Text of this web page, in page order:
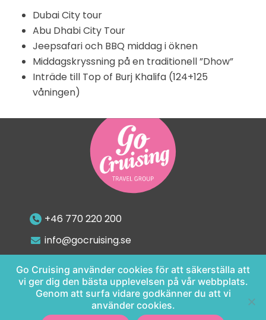
Dubai City tour
Abu Dhabi City Tour
Jeepsafari och BBQ middag i öknen
Middagskryssning på en traditionell ”Dhow”
Inträde till Top of Burj Khalifa (124+125
våningen)
+46 770 220 200
info@gocruising.se
Go Cruising använder cookies för att säkerställa att
vi ger dig den bästa upplevelsen på vår webbplats.
Genom att surfa vidare godkänner du att vi
använder cookies.